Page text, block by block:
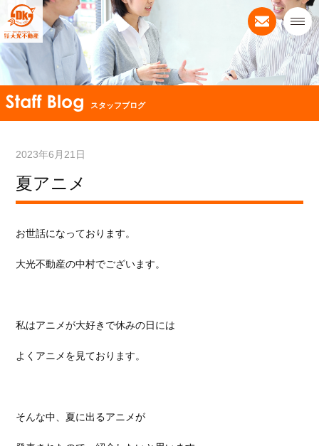
スタッフブログ
2023年6月21日
夏アニメ
お世話になっております。
大光不動産の中村でございます。
私はアニメが大好きで休みの日には
よくアニメを見ております。
そんな中、夏に出るアニメが